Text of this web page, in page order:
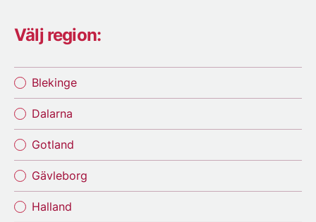
Välj region:
Blekinge
Dalarna
Gotland
Gävleborg
Halland